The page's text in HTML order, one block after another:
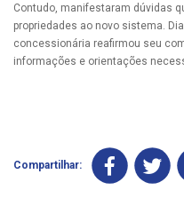
Contudo, manifestaram dúvidas
propriedades ao novo sistema.
concessionária reafirmou seu
informações e orientações
Compartilhar: